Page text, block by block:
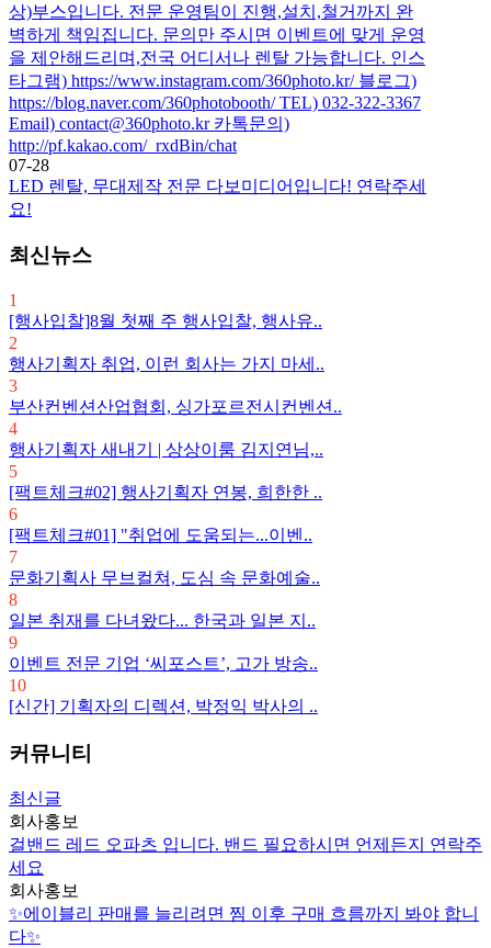
상)부스입니다. 전문 운영팀이 진행,설치,철거까지 완
벽하게 책임집니다. 문의만 주시면 이벤트에 맞게 운영
을 제안해드리며,전국 어디서나 렌탈 가능합니다. 인스
타그램) https://www.instagram.com/360photo.kr/ 블로그)
https://blog.naver.com/360photobooth/ TEL) 032-322-3367
Email) contact@360photo.kr 카톡문의)
http://pf.kakao.com/_rxdBin/chat
07-28
LED 렌탈, 무대제작 전문 다보미디어입니다! 연락주세
요!
최신뉴스
1
[행사입찰]8월 첫째 주 행사입찰, 행사유..
2
행사기획자 취업, 이런 회사는 가지 마세..
3
부산컨벤션산업협회, 싱가포르전시컨벤션..
4
행사기획자 새내기 | 상상이룸 김지연님,..
5
[팩트체크#02] 행사기획자 연봉, 희한한 ..
6
[팩트체크#01] "취업에 도움되는...이벤..
7
문화기획사 무브컬쳐, 도심 속 문화예술..
8
일본 취재를 다녀왔다... 한국과 일본 지..
9
이벤트 전문 기업 ‘씨포스트’, 고가 방송..
10
[신간] 기획자의 디렉션, 박정익 박사의 ..
커뮤니티
최신글
회사홍보
걸밴드 레드 오파츠 입니다. 밴드 필요하시면 언제든지 연락주
세요
회사홍보
✨에이블리 판매를 늘리려면 찜 이후 구매 흐름까지 봐야 합니
다✨